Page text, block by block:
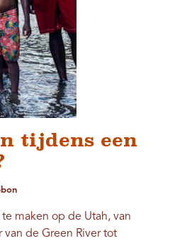
tijdens een
maken op de Utah, van
de Green River tot